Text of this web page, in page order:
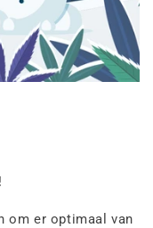
om er optimaal van